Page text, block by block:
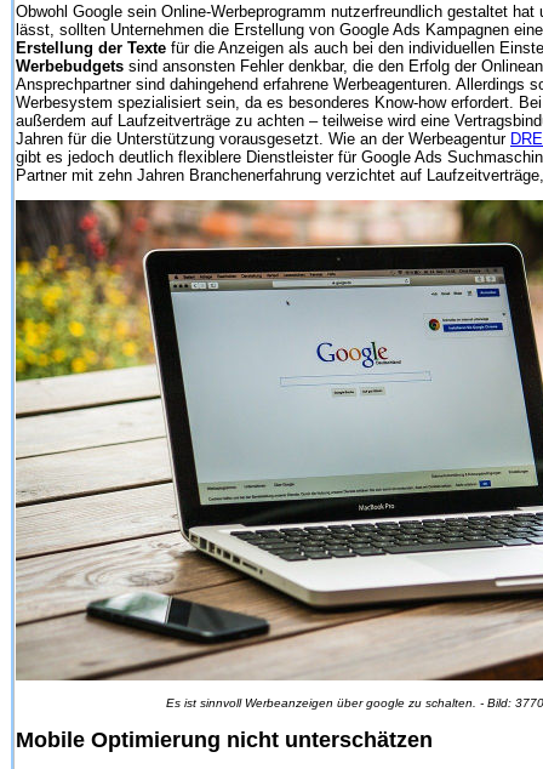
Obwohl Google sein Online-Werbeprogramm nutzerfreundlich gestaltet
lässt, sollten Unternehmen die Erstellung von Google Ads Kampagnen
Erstellung der Texte für die Anzeigen als auch bei den individuellen
Werbebudgets sind ansonsten Fehler denkbar, die den Erfolg der
Ansprechpartner sind dahingehend erfahrene Werbeagenturen. Allerdings
Werbesystem spezialisiert sein, da es besonderes Know-how erfordert.
außerdem auf Laufzeitverträge zu achten – teilweise wird eine
Jahren für die Unterstützung vorausgesetzt. Wie an der Werbeagentur
gibt es jedoch deutlich flexiblere Dienstleister für Google Ads
Partner mit zehn Jahren Branchenerfahrung verzichtet auf
Es ist sinnvoll Werbeanzeigen über google zu schalten. - Bild:
Mobile Optimierung nicht unterschätzen